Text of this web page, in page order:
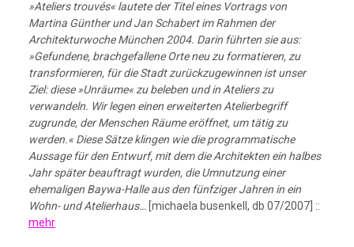
»Ateliers trouvés« lautete der Titel eines Vortrags von
Martina Günther und Jan Schabert im Rahmen der
Architekturwoche München 2004. Darin führten sie aus:
»Gefundene, brachgefallene Orte neu zu formatieren, zu
transformieren, für die Stadt zurückzugewinnen ist unser
Ziel: diese »Unräume« zu beleben und in Ateliers zu
verwandeln. Wir legen einen erweiterten Atelierbegriff
zugrunde, der Menschen Räume eröffnet, um tätig zu
werden.« Diese Sätze klingen wie die programmatische
Aussage für den Entwurf, mit dem die Architekten ein halbes
Jahr später beauftragt wurden, die Umnutzung einer
ehemaligen Baywa-Halle aus den fünfziger Jahren in ein
Wohn- und Atelierhaus… [michaela busenkell, db 07/2007] ::
mehr